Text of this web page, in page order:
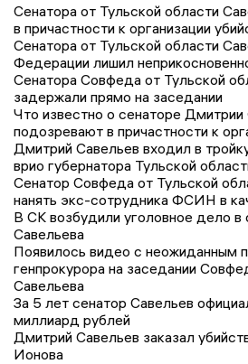
Сенатора от Тульской области
в причастности к организации
Сенатора от Тульской области
Федерации лишил
Сенатора Совфеда от Тульской
задержали прямо на заседании
Что известно о сенаторе Дмитрии
подозревают в причастности к
Дмитрий Савельев входил в
врио губернатора Тульской
Сенатор Совфеда от Тульской
нанять экс-сотрудника ФСИН в
В СК возбудили уголовное дело
Савельева
Появилось видео с неожиданным
генпрокурора на заседании
Савельева
За 5 лет сенатор Савельев
миллиард рублей
Дмитрий Савельев заказал
Ионова